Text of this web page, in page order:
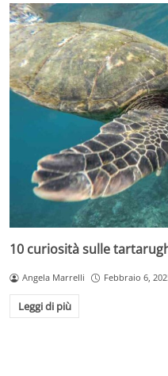
10 curiosità sulle
Angela Marrelli Febbraio 6,
Leggi di più